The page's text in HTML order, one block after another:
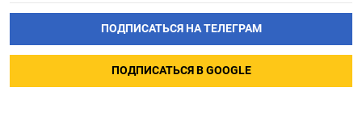
ПОДПИСАТЬСЯ НА ТЕЛЕГРАМ
ПОДПИСАТЬСЯ В GOOGLE